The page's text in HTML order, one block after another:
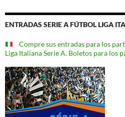
ENTRADAS SERIE A FÚTBOL LIGA
Compre sus entradas para los
Liga Italiana Serie A. Boletos para los